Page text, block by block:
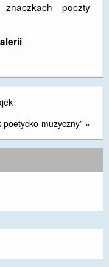
poczty
muzyczny” »